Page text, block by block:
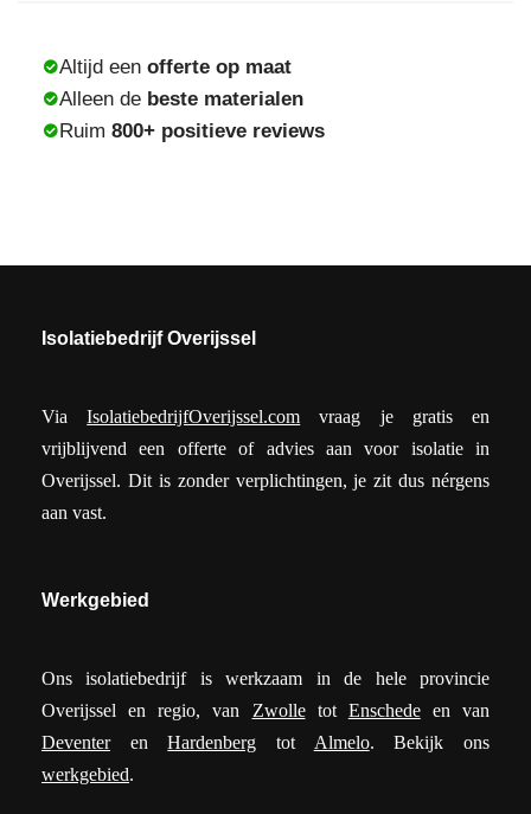
Altijd een offerte op maat
Alleen de beste materialen
Ruim 800+ positieve reviews
Isolatiebedrijf Overijssel
ViaIsolatiebedrijfOverijssel.com vraag je gratis en
vrijblijvend een offerte of advies aan voor isolatie in
Overijssel. Dit is zonder verplichtingen, je zit dus nérgens
aan vast.
Werkgebied
Ons isolatiebedrijf is werkzaam in de hele provincie
Overijssel en regio, van Zwolletot Enschedeen van
DeventerenHardenberg tot Almelo. Bekijk ons
werkgebied.